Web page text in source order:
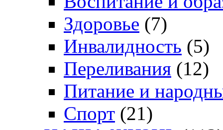
Здоровье (7)
Инвалидность (5)
Переливания (12)
Питание и
Спорт (21)